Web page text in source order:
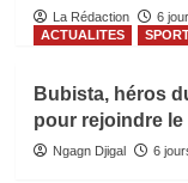
La Rédaction
6
ACTUALITES
Bubista, héros
pour rejoindre le
Ngagn Djigal 6